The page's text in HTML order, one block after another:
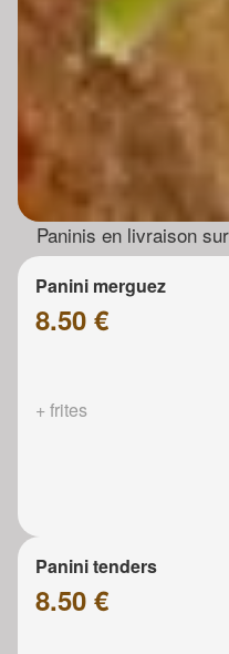
Paninis en livraison
Panini merguez
8.50 €
+ frites
Panini tenders
8.50 €